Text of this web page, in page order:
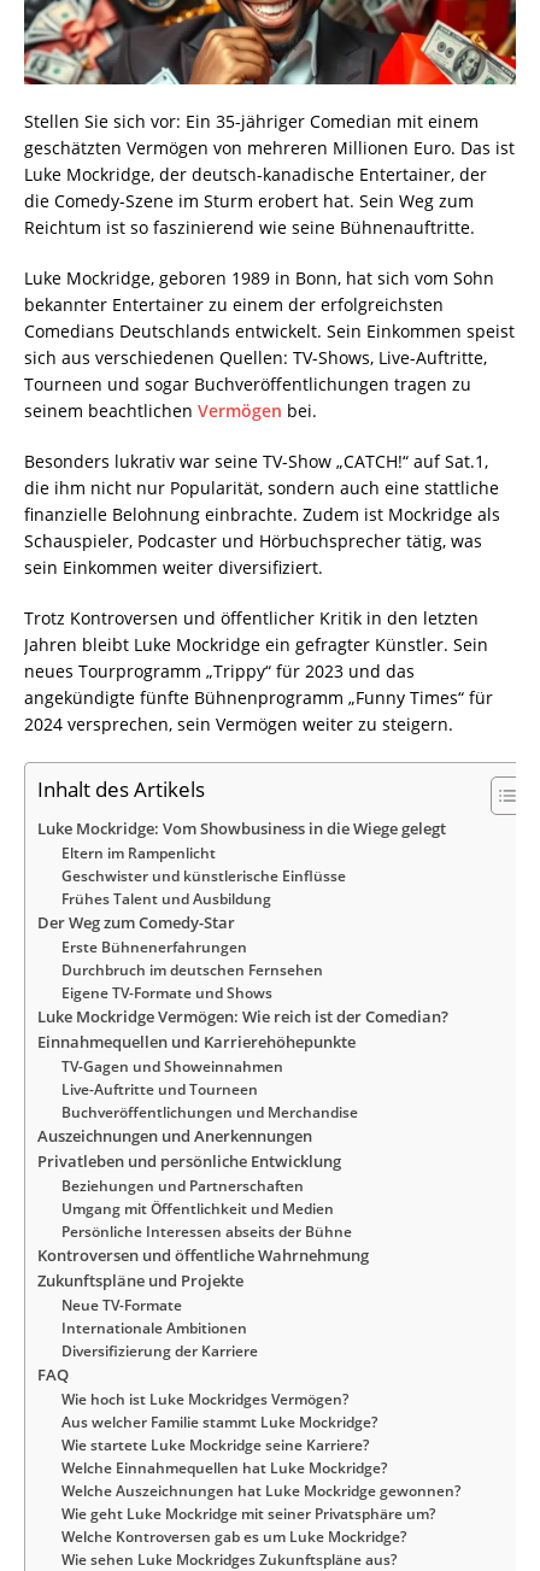
Stellen Sie sich vor: Ein 35-jähriger Comedian mit einem
geschätzten Vermögen von mehreren Millionen Euro. Das ist
Luke Mockridge, der deutsch-kanadische Entertainer, der
die Comedy-Szene im Sturm erobert hat. Sein Weg zum
Reichtum ist so faszinierend wie seine Bühnenauftritte.
Luke Mockridge, geboren 1989 in Bonn, hat sich vom Sohn
bekannter Entertainer zu einem der erfolgreichsten
Comedians Deutschlands entwickelt. Sein Einkommen speist
sich aus verschiedenen Quellen: TV-Shows, Live-Auftritte,
Tourneen und sogar Buchveröffentlichungen tragen zu
seinem beachtlichen Vermögen bei.
Besonders lukrativ war seine TV-Show „CATCH!“ auf Sat.1,
die ihm nicht nur Popularität, sondern auch eine stattliche
finanzielle Belohnung einbrachte. Zudem ist Mockridge als
Schauspieler, Podcaster und Hörbuchsprecher tätig, was
sein Einkommen weiter diversifiziert.
Trotz Kontroversen und öffentlicher Kritik in den letzten
Jahren bleibt Luke Mockridge ein gefragter Künstler. Sein
neues Tourprogramm „Trippy“ für 2023 und das
angekündigte fünfte Bühnenprogramm „Funny Times“ für
2024 versprechen, sein Vermögen weiter zu steigern.
Inhalt des Artikels
Luke Mockridge: Vom Showbusiness in die Wiege gelegt
Eltern im Rampenlicht
Geschwister und künstlerische Einflüsse
Frühes Talent und Ausbildung
Der Weg zum Comedy-Star
Erste Bühnenerfahrungen
Durchbruch im deutschen Fernsehen
Eigene TV-Formate und Shows
Luke Mockridge Vermögen: Wie reich ist der Comedian?
Einnahmequellen und Karrierehöhepunkte
TV-Gagen und Showeinnahmen
Live-Auftritte und Tourneen
Buchveröffentlichungen und Merchandise
Auszeichnungen und Anerkennungen
Privatleben und persönliche Entwicklung
Beziehungen und Partnerschaften
Umgang mit Öffentlichkeit und Medien
Persönliche Interessen abseits der Bühne
Kontroversen und öffentliche Wahrnehmung
Zukunftspläne und Projekte
Neue TV-Formate
Internationale Ambitionen
Diversifizierung der Karriere
FAQ
Wie hoch ist Luke Mockridges Vermögen?
Aus welcher Familie stammt Luke Mockridge?
Wie startete Luke Mockridge seine Karriere?
Welche Einnahmequellen hat Luke Mockridge?
Welche Auszeichnungen hat Luke Mockridge gewonnen?
Wie geht Luke Mockridge mit seiner Privatsphäre um?
Welche Kontroversen gab es um Luke Mockridge?
Wie sehen Luke Mockridges Zukunftspläne aus?